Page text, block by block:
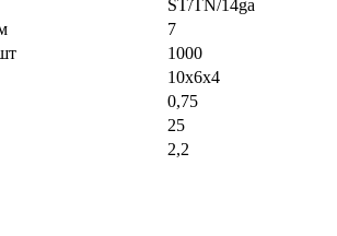
ST/TN/14ga
7
1000
10x6x4
0,75
25
2,2